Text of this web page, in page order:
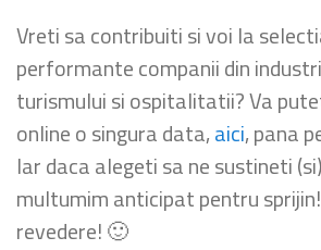
Vreti sa contribuiti si voi la
performante companii din
turismului si ospitalitatii? Va
online o singura data,aici, pana
Iar daca alegeti sa ne sustineti
multumim anticipat pentru
revedere! 🙂